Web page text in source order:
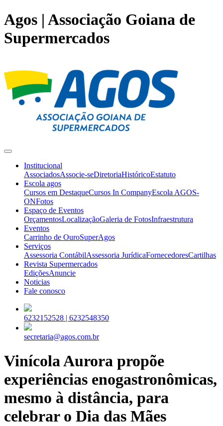
Agos | Associação Goiana de
Supermercados
Institucional
AssociadosAssocie-seDiretoriaHistóricoEstatuto
Escola agos
Cursos em DestaqueCursos In CompanyEscola AGOS-
ONFotos
Espaço de Eventos
OrçamentosLocalizaçãoGaleria de FotosInfraestrutura
Eventos
Carrinho de OuroSuperAgos
Serviços
Assessoria ContábilAssessoria JurídicaFornecedoresCartilhas
Revista Supermercados
EdiçõesAnuncie
Noticias
Fale conosco
6232152528 | 6232548350
secretaria@agos.com.br
Vinícola Aurora propõe
experiências enogastronômicas,
mesmo à distância, para
celebrar o Dia das Mães